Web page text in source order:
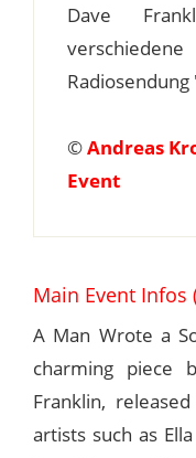
Dave
©Andreas
Event
Main Event Infos
A Man Wrote a
charming piece
Franklin,
artists such as